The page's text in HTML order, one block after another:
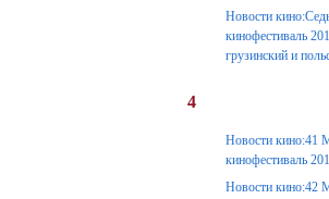
Новости
кинофестиваль
грузинский и
4
Новости кино:41
кинофестиваль
Новости кино:42